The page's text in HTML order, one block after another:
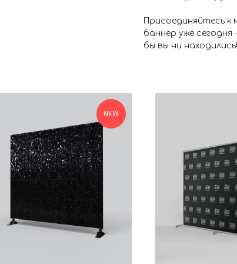
Присоединяйтесь к
баннер уже сегодня
бы вы ни находились!
NEW